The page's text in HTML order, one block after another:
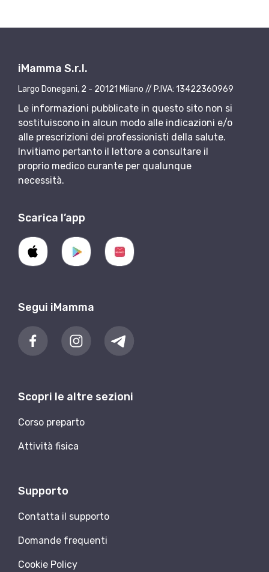
iMamma S.r.l.
Largo Donegani, 2 - 20121 Milano // P.IVA: 13422360969
Le informazioni pubblicate in questo sito non si
sostituiscono in alcun modo alle indicazioni e/o
alle prescrizioni dei professionisti della salute.
Invitiamo pertanto il lettore a consultare il
proprio medico curante per qualunque
necessità.
Scarica l’app
Segui iMamma
Scopri le altre sezioni
Corso preparto
Attività fisica
Supporto
Contatta il supporto
Domande frequenti
Cookie Policy